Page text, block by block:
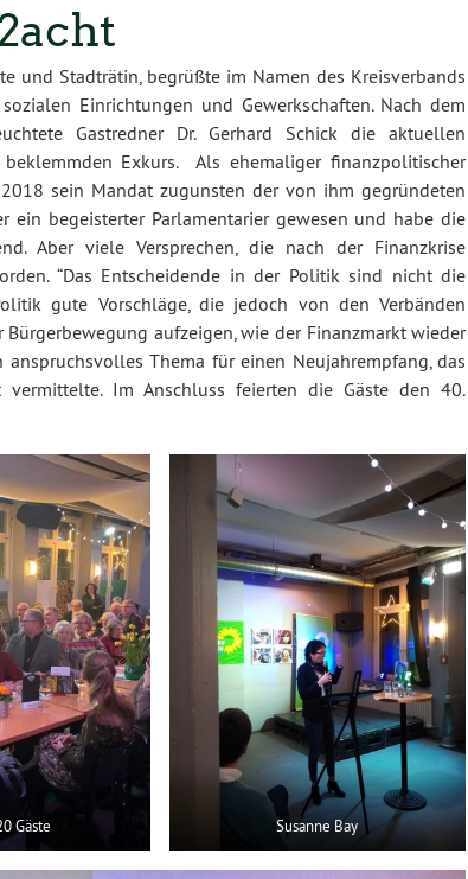
und Stadträtin, begrüßte im Namen des Kreisverbands
Einrichtungen und Gewerkschaften. Nach dem
Gastredner Dr. Gerhard Schick die aktuellen
Exkurs. Als ehemaliger finanzpolitischer
sein Mandat zugunsten der von ihm gegründeten
ein begeisterter Parlamentarier gewesen und habe die
Aber viele Versprechen, die nach der Finanzkrise
“Das Entscheidende in der Politik sind nicht die
gute Vorschläge, die jedoch von den Verbänden
aufzeigen, wie der Finanzmarkt wieder
Thema für einen Neujahrempfang, das
Im Anschluss feierten die Gäste den 40.
Gäste Susanne Bay